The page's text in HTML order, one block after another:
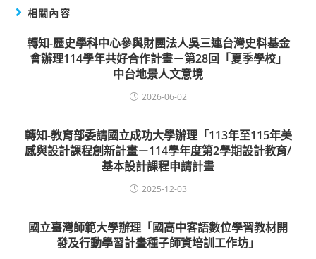
相關內容
轉知-歷史學科中心參與財團法人吳三連台灣史料基金
會辦理114學年共好合作計畫－第28回「夏季學校」
中台地景人文意境
2026-06-02
轉知-教育部委請國立成功大學辦理「113年至115年美
感與設計課程創新計畫－114學年度第2學期設計教育/
基本設計課程申請計畫
2025-12-03
國立臺灣師範大學辦理「國高中客語數位學習教材開
發及行動學習計畫種子師資培訓工作坊」